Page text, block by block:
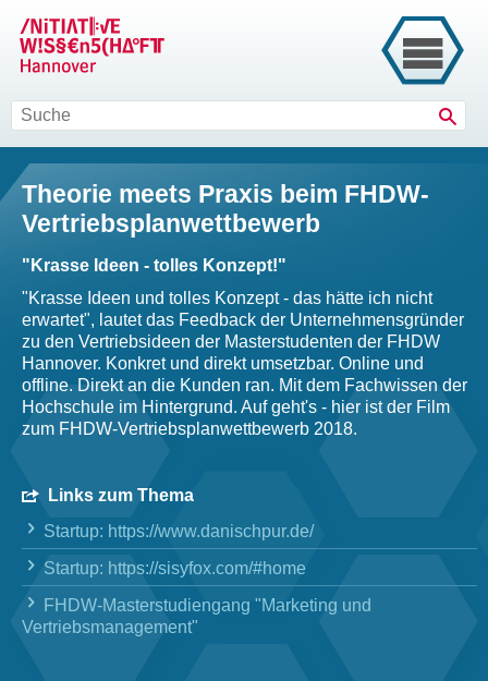
Theorie meets Praxis beim FHDW-
Vertriebsplanwettbewerb
"Krasse Ideen - tolles Konzept!"
"Krasse Ideen und tolles Konzept - das hätte ich nicht
erwartet", lautet das Feedback der Unternehmensgründer
zu den Vertriebsideen der Masterstudenten der FHDW
Hannover. Konkret und direkt umsetzbar. Online und
offline. Direkt an die Kunden ran. Mit dem Fachwissen der
Hochschule im Hintergrund. Auf geht's - hier ist der Film
zum FHDW-Vertriebsplanwettbewerb 2018.
Links zum Thema
Startup: https://www.danischpur.de/
Startup: https://sisyfox.com/#home
FHDW-Masterstudiengang "Marketing und
Vertriebsmanagement"